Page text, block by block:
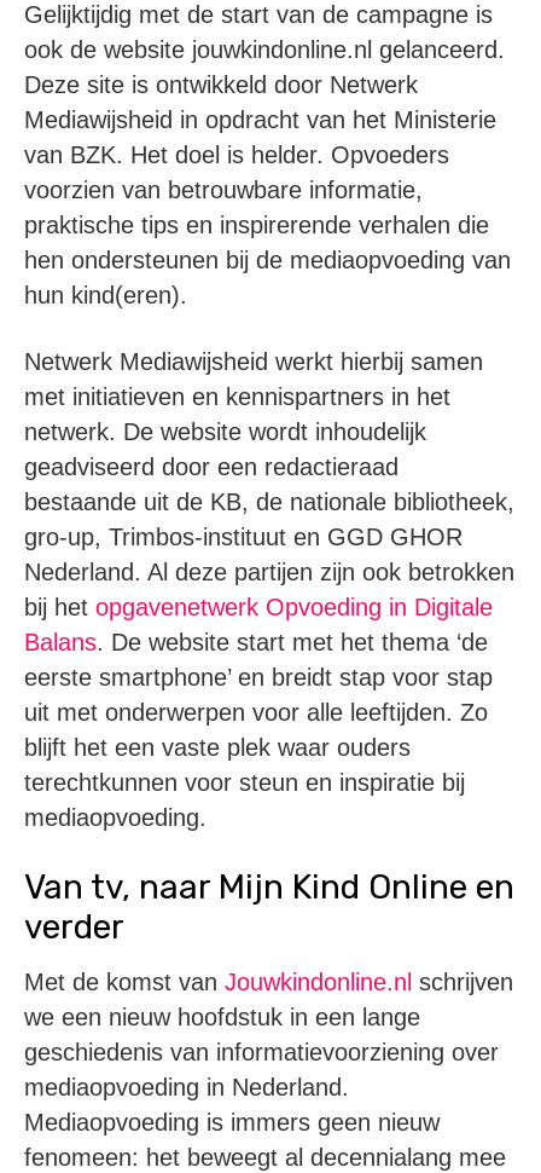
Gelijktijdig met de start van de campagne is
ook de website jouwkindonline.nl gelanceerd.
Deze site is ontwikkeld door Netwerk
Mediawijsheid in opdracht van het Ministerie
van BZK. Het doel is helder. Opvoeders
voorzien van betrouwbare informatie,
praktische tips en inspirerende verhalen die
hen ondersteunen bij de mediaopvoeding van
hun kind(eren).
Netwerk Mediawijsheid werkt hierbij samen
met initiatieven en kennispartners in het
netwerk. De website wordt inhoudelijk
geadviseerd door een redactieraad
bestaande uit de KB, de nationale bibliotheek,
gro-up, Trimbos-instituut en GGD GHOR
Nederland. Al deze partijen zijn ook betrokken
bij het opgavenetwerk Opvoeding in Digitale
Balans. De website start met het thema ‘de
eerste smartphone’ en breidt stap voor stap
uit met onderwerpen voor alle leeftijden. Zo
blijft het een vaste plek waar ouders
terechtkunnen voor steun en inspiratie bij
mediaopvoeding.
Van tv, naar Mijn Kind Online en
verder
Met de komst van Jouwkindonline.nl schrijven
we een nieuw hoofdstuk in een lange
geschiedenis van informatievoorziening over
mediaopvoeding in Nederland.
Mediaopvoeding is immers geen nieuw
fenomeen: het beweegt al decennialang mee